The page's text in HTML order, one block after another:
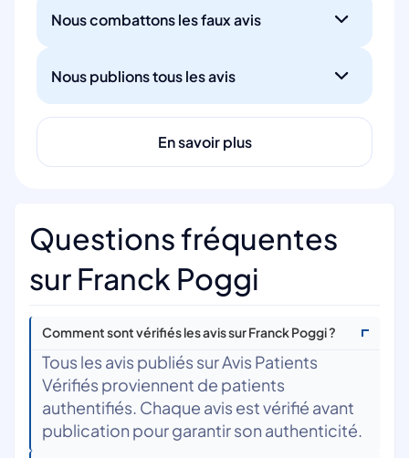
Nous combattons les faux avis
Nous publions tous les avis
En savoir plus
Questions fréquentes
sur Franck Poggi
Comment sont vérifiés les avis sur Franck Poggi ?
Tous les avis publiés sur Avis Patients
Vérifiés proviennent de patients
authentifiés. Chaque avis est vérifié avant
publication pour garantir son authenticité.